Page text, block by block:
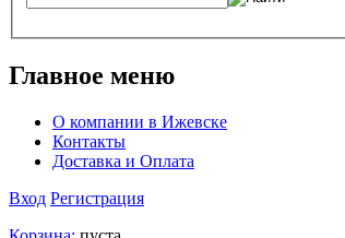
Главное меню
О компании в Ижевске
Контакты
Доставка и Оплата
Вход Регистрация